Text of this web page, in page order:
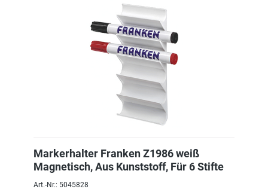
Markerhalter Franken Z1986 weiß
Magnetisch, Aus Kunststoff, Für 6 Stifte
Art.-Nr.: 5045828